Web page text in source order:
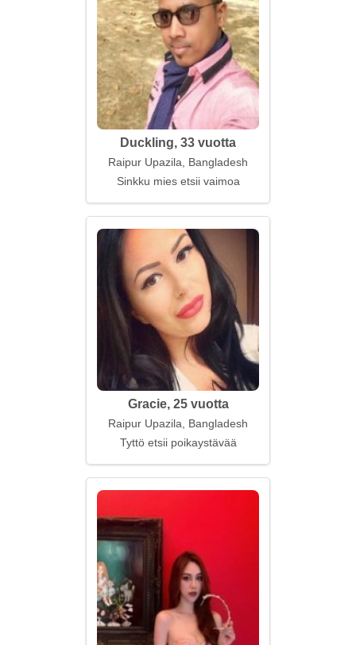
Duckling, 33 vuotta
Raipur Upazila, Bangladesh
Sinkku mies etsii vaimoa
Gracie, 25 vuotta
Raipur Upazila, Bangladesh
Tyttö etsii poikaystävää